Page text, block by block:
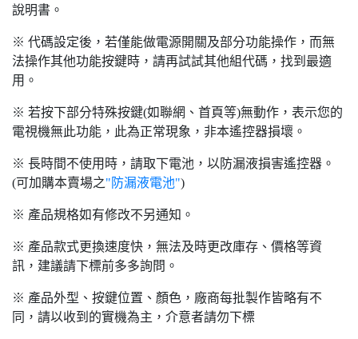
說明書。
※ 代碼設定後，若僅能做電源開關及部分功能操作，而無
法操作其他功能按鍵時，請再試試其他組代碼，找到最適
用。
※ 若按下部分特殊按鍵(如聯網、首頁等)無動作，表示您的
電視機無此功能，此為正常現象，非本遙控器損壞。
※ 長時間不使用時，請取下電池，以防漏液損害遙控器。
(可加購本賣場之"防漏液電池")
※ 產品規格如有修改不另通知。
※ 產品款式更換速度快，無法及時更改庫存、價格等資
訊，建議請下標前多多詢問。
※ 產品外型、按鍵位置、顏色，廠商每批製作皆略有不
同，請以收到的實機為主，介意者請勿下標